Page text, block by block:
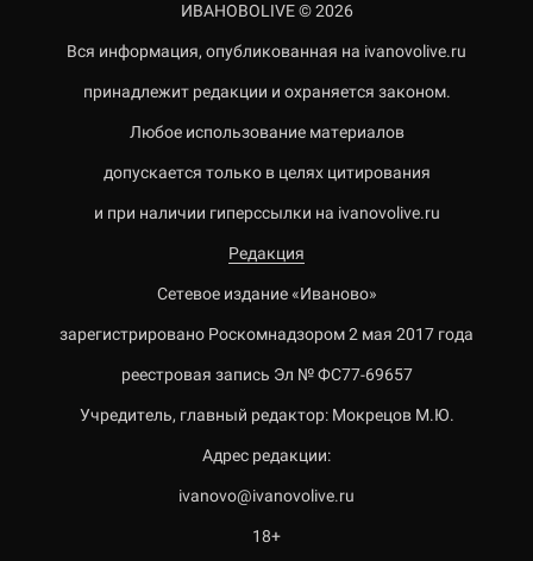
ИВАНОВОLIVE © 2026
Вся информация, опубликованная на ivanovolive.ru
принадлежит редакции и охраняется законом.
Любое использование материалов
допускается только в целях цитирования
и при наличии гиперссылки на ivanovolive.ru
Редакция
Сетевое издание «Иваново»
зарегистрировано Роскомнадзором 2 мая 2017 года
реестровая запись Эл № ФС77-69657
Учредитель, главный редактор: Мокрецов М.Ю.
Адрес редакции:
ivanovo@ivanovolive.ru
18+